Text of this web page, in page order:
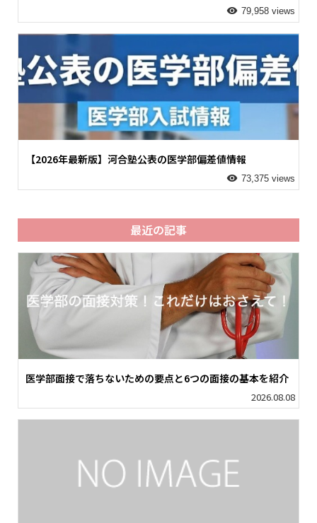
79,958 views
【2026年最新版】河合塾公表の医学部偏差値情報
73,375 views
最近の記事
医学部面接で落ちないための要点と6つの面接の基本を紹介
2026.08.08